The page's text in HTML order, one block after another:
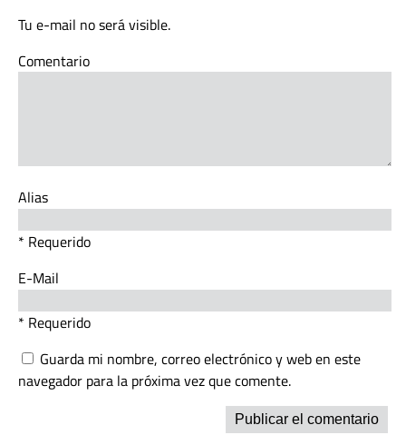
Tu e-mail no será visible.
Comentario
Alias
* Requerido
E-Mail
* Requerido
Guarda mi nombre, correo electrónico y web en este
navegador para la próxima vez que comente.